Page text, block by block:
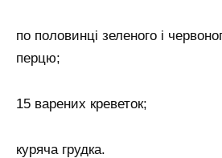
по половинці зеленого і
перцю;
15 варених креветок;
куряча грудка.